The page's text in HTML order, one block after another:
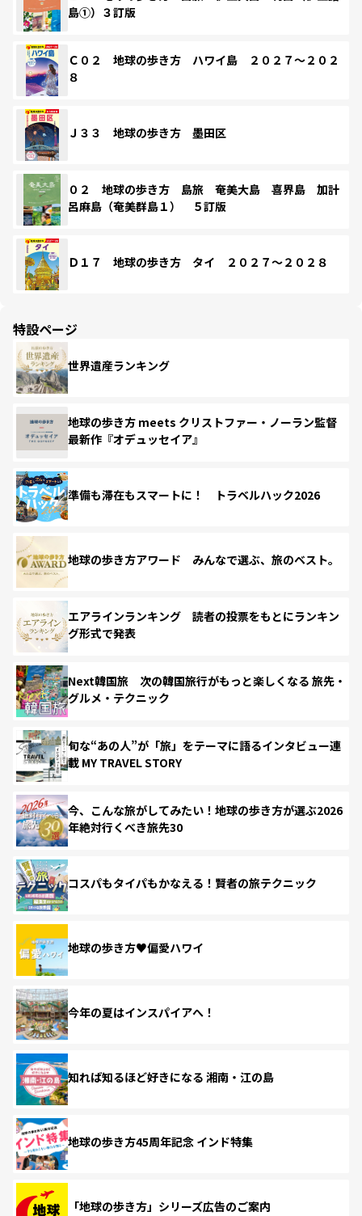
島①）３訂版
Ｃ０２ 地球の歩き方 ハワイ島 ２０２７～２０２
８
Ｊ３３ 地球の歩き方 墨田区
０２ 地球の歩き方 島旅 奄美大島 喜界島 加計
呂麻島（奄美群島１） ５訂版
Ｄ１７ 地球の歩き方 タイ ２０２７～２０２８
特設ページ
世界遺産ランキング
地球の歩き方 meets クリストファー・ノーラン監督
最新作『オデュッセイア』
準備も滞在もスマートに！ トラベルハック2026
地球の歩き方アワード みんなで選ぶ、旅のベスト。
エアラインランキング 読者の投票をもとにランキン
グ形式で発表
Next韓国旅 次の韓国旅行がもっと楽しくなる 旅先・
グルメ・テクニック
旬な“あの人”が「旅」をテーマに語るインタビュー連
載 MY TRAVEL STORY
今、こんな旅がしてみたい！地球の歩き方が選ぶ2026
年絶対行くべき旅先30
コスパもタイパもかなえる！賢者の旅テクニック
地球の歩き方♥偏愛ハワイ
今年の夏はインスパイアへ！
知れば知るほど好きになる 湘南・江の島
地球の歩き方45周年記念 インド特集
「地球の歩き方」シリーズ広告のご案内